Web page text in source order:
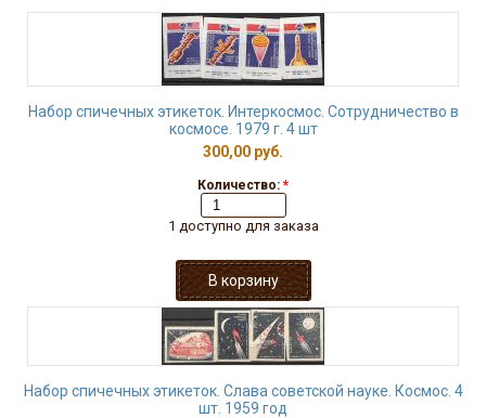
Набор спичечных этикеток. Интеркосмос. Сотрудничество в
космосе. 1979 г. 4 шт
300,00 руб.
Количество: *
1 доступно для заказа
Набор спичечных этикеток. Слава советской науке. Космос. 4
шт. 1959 год